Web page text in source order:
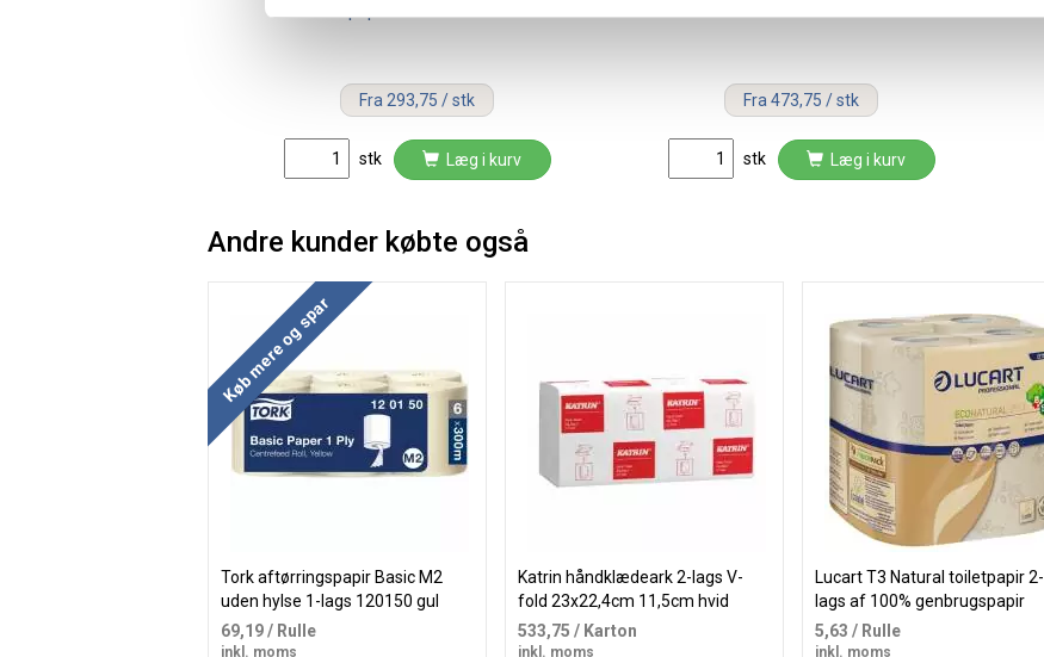
Fra 293,75 / stk
stk Læg i kurv
Fra 473,75 / stk
stk Læg i kurv
Andre kunder købte også
Køb mere og spar
Tork aftørringspapir Basic M2
uden hylse 1-lags 120150 gul
69,19/ Rulle
inkl. moms
Katrin håndklædeark 2-lags V-
fold 23x22,4cm 11,5cm hvid
533,75 / Karton
inkl. moms
Lucart T3 Natural toiletpapir 2-
lags af 100% genbrugspapir
5,63 / Rulle
inkl. moms